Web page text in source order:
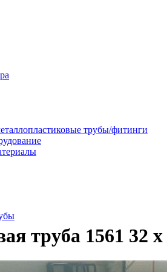
трубы/фитинги
труба 1561 32 х